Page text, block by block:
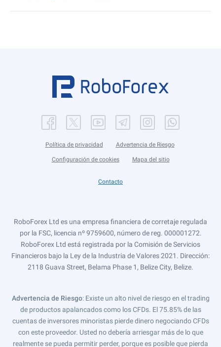
Política de privacidad Advertencia de Riesgo
Configuración de cookies Mapa del sitio
Contacto
RoboForex Ltd es una empresa financiera de corretaje regulada
por la FSC, licencia nº 9759600, número de reg. 000001272.
RoboForex Ltd está registrada por la Comisión de Servicios
Financieros bajo la Ley de la Industria de Valores 2021. Dirección:
2118 Guava Street, Belama Phase 1, Belize City, Belize.
Advertencia de Riesgo: Existe un alto nivel de riesgo en el trading
de productos apalancados como los CFDs. El 75.85% de las
cuentas de inversores minoristas pierde dinero negociando CFDs
con este proveedor. Usted no debería arriesgar más de lo que
realmente se pueda permitir perder, porque es posible que pierda